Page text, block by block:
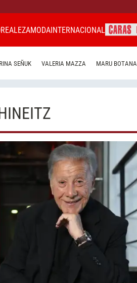
REALEZAMODAINTERNACIONAL
SEÑUK VALERIA MAZZA MARU BOTANA